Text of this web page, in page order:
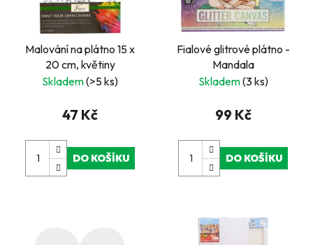
Malování na plátno 15 x
20 cm, květiny
Skladem(>5 ks)
47 Kč
DO KOŠÍKU
Fialové glitrové plátno -
Mandala
Skladem(3 ks)
99 Kč
DO KOŠÍKU